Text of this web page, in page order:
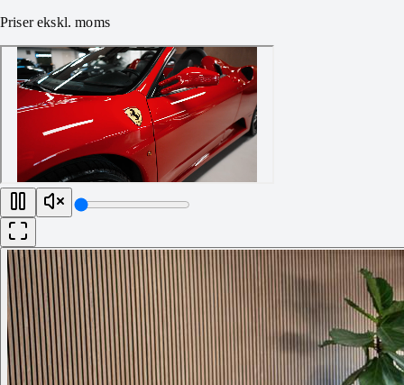
Priser ekskl. moms